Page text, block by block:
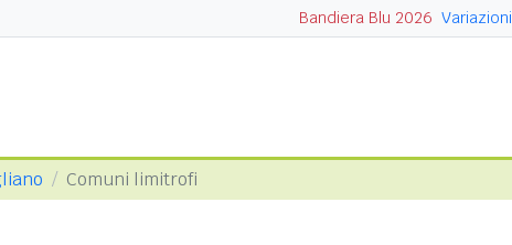
Bandiera Blu 2026 Variazioni
Comuni limitrofi